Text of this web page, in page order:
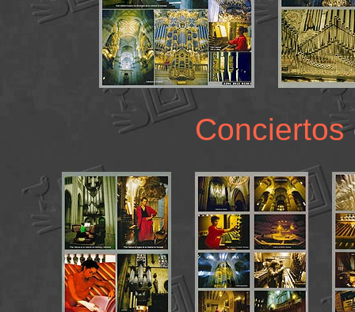
Conciertos